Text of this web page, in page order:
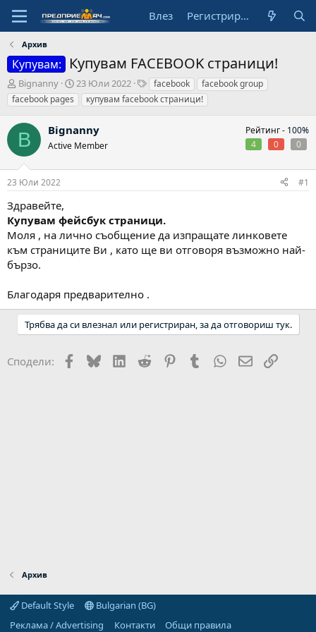
Влез Регистрирай се
Архив
Купувам: Купувам FACEBOOK страници!
А
в
т
о
р
Bignanny
Н
а
ч
л
н
д
23 Юли 2022
Т
а
г
facebook
facebook group
facebook pages
купувам facebook страници!
B Bignanny
Active Member
Рейтинг - 100%
4
0 0
23 Юли 2022 #1
Здравейте,
Купувам фейсбук страници.
Моля , на лично съобщение да изпращате линковете
към страниците Ви , като ще ви отговоря възможно най-
бързо.
Благодаря предварително .
Трябва да си влезнал или регистриран, за да отговориш тук.
Сподели: Facebook
BlueskyLinkedIn
Reddit PinterestTumblr WhatsApp
EmailLink
Архив
Default Style
Bulgarian (BG)
Реклама / Advertising
Контакти
Общи правила